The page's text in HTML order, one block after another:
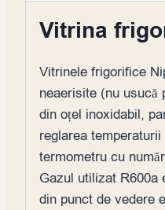
Vitrina
Vitrinele frigorifice
neaerisite (nu usucă
din oțel inoxidabil,
reglarea
termometru cu
Gazul utilizat R600a
din punct de vedere